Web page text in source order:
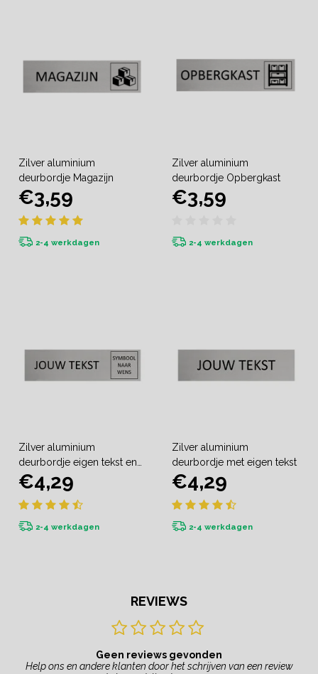
Zilver aluminium
deurbordje Magazijn
€3,59
2-4 werkdagen
Zilver aluminium
deurbordje Opbergkast
€3,59
2-4 werkdagen
Zilver aluminium
deurbordje eigen tekst en
symbool
€4,29
2-4 werkdagen
Zilver aluminium
deurbordje met eigen tekst
€4,29
2-4 werkdagen
REVIEWS
Geen reviews gevonden
Help ons en andere klanten door het schrijven van een review